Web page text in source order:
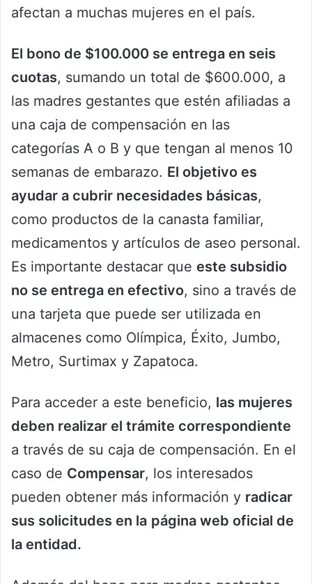
afectan a muchas mujeres en el país.
El bono de $100.000 se entrega en seis
cuotas, sumando un total de $600.000, a
las madres gestantes que estén afiliadas a
una caja de compensación en las
categorías A o B y que tengan al menos 10
semanas de embarazo. El objetivo es
ayudar a cubrir necesidades básicas,
como productos de la canasta familiar,
medicamentos y artículos de aseo personal.
Es importante destacar que este subsidio
no se entrega en efectivo, sino a través de
una tarjeta que puede ser utilizada en
almacenes como Olímpica, Éxito, Jumbo,
Metro, Surtimax y Zapatoca.
Para acceder a este beneficio, las mujeres
deben realizar el trámite correspondiente
a través de su caja de compensación. En el
caso de Compensar, los interesados
pueden obtener más información y radicar
sus solicitudes en la página web oficial de
la entidad.